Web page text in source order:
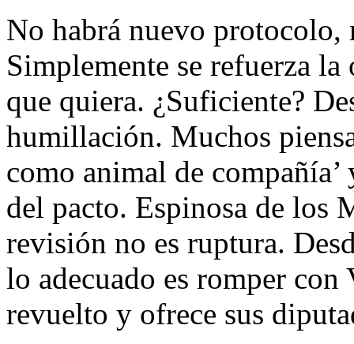
No habrá nuevo
Simplemente se refuerza
que quiera. ¿Suficiente?
humillación. Muchos
como animal de
del pacto. Espinosa de los
revisión no es ruptura.
lo adecuado es romper
revuelto y ofrece sus